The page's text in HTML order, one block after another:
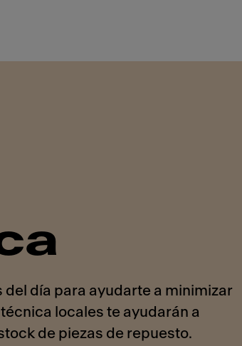
del día para ayudarte a minimizar
locales te ayudarán a
de piezas de repuesto.